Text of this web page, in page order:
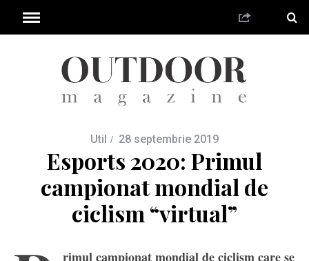
Util 28 septembrie 2019
Esports 2020: Primul
campionat mondial de
ciclism “virtual”
rimul campionat mondial de ciclism care se